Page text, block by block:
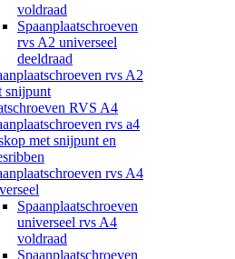
voldraad
Spaanplaatschroeven
rvs A2 universeel
deeldraad
rvs A2
snijpunt
RVS A4
rvs a4
met snijpunt en
rvs A4
Spaanplaatschroeven
universeel rvs A4
voldraad
Spaanplaatschroeven